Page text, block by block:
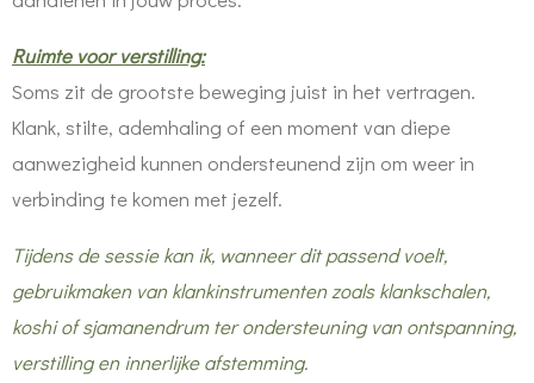
Ruimte voor verstilling:
Soms zit de grootste beweging juist in het vertragen.
Klank, stilte, ademhaling of een moment van diepe
aanwezigheid kunnen ondersteunend zijn om weer in
verbinding te komen met jezelf.
Tijdens de sessie kan ik, wanneer dit passend voelt,
gebruikmaken van klankinstrumenten zoals klankschalen,
koshi of sjamanendrum ter ondersteuning van ontspanning,
verstilling en innerlijke afstemming.